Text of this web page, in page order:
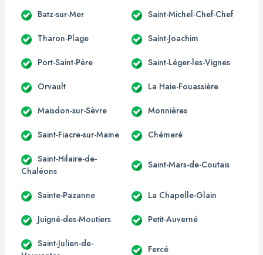
Batz-sur-Mer Saint-Michel-Chef-Chef
Tharon-Plage Saint-Joachim
Port-Saint-Père Saint-Léger-les-Vignes
Orvault La Haie-Fouassière
Maisdon-sur-Sèvre Monnières
Saint-Fiacre-sur-Maine Chémeré
Saint-Hilaire-de-
Chaléons
Saint-Mars-de-Coutais
Sainte-Pazanne La Chapelle-Glain
Juigné-des-Moutiers Petit-Auverné
Saint-Julien-de-
Fercé